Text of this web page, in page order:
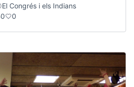
El Congrés i els Indians
0 0